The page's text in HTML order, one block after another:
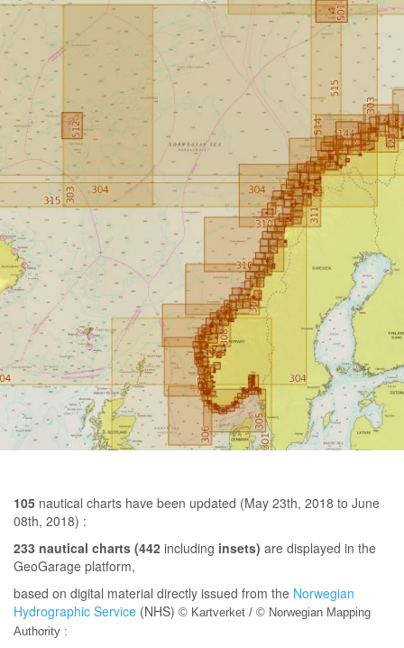
105 nautical charts have been updated (May 23th, 2018 to June
08th, 2018) :
233 nautical charts (442 including insets) are displayed in the
GeoGarage platform,
based on digital material directly issued from the Norwegian
Hydrographic Service (NHS) © Kartverket / © Norwegian Mapping
Authority :